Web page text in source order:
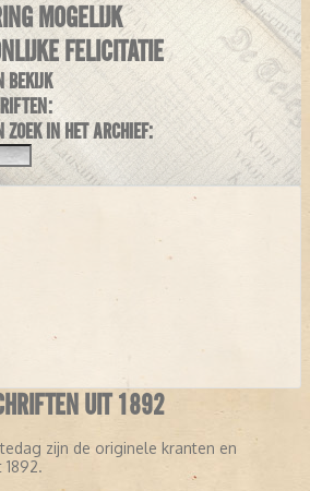
MOGELIJK
FELICITATIE
BEKIJK
ZOEK IN HET ARCHIEF:
UIT 1892
zijn de originele kranten en